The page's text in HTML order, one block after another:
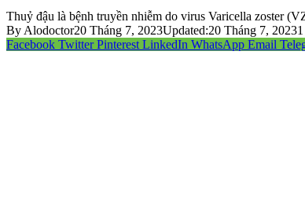
Thuỷ đậu là bệnh truyền nhiễm do virus Varicella zoster
By Alodoctor20 Tháng 7, 2023Updated:20 Tháng 7, 2023
Facebook Twitter Pinterest LinkedIn WhatsApp Email